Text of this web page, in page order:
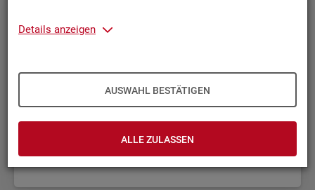
Details anzeigen
AUSWAHL BESTÄTIGEN
ALLE ZULASSEN